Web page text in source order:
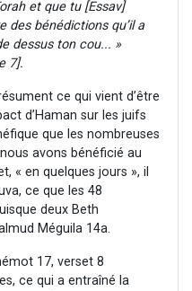
et que tu [Essav]
des bénédictions qu’il a
dessus ton cou... »
7].
ce qui vient d’être
d’Haman sur les juifs
que les nombreuses
avons bénéficié au
« en quelques jours », il
ce que les 48
deux Beth
Méguila 14a.
17, verset 8
ce qui a entraîné la